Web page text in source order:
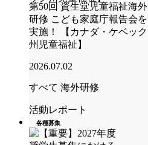
第50回 資生堂児童福祉海外
研修 こども家庭庁報告会を
実施！ 【カナダ・ケベック
州児童福祉】
2026.07.02
すべて 海外研修
活動レポート
各種募集